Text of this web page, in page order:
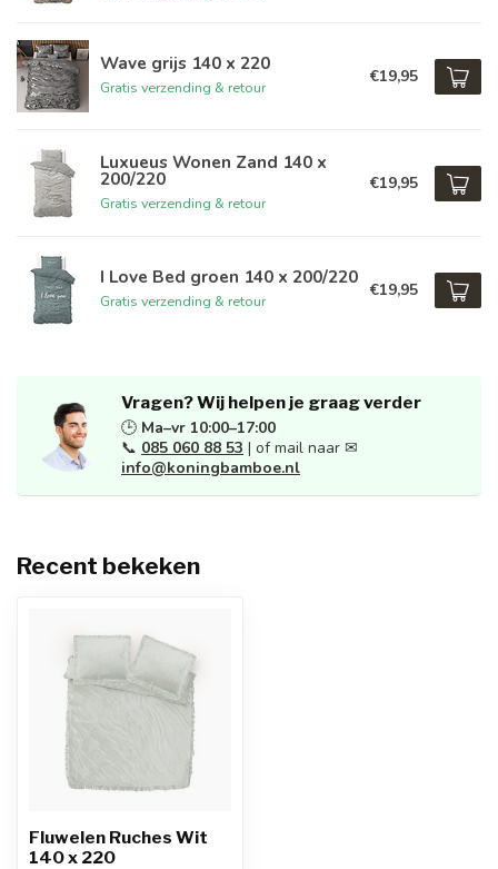
Wave grijs 140 x 220
Gratis verzending & retour
€19,95
Luxueus Wonen Zand 140 x
200/220
Gratis verzending & retour
€19,95
I Love Bed groen 140 x 200/220
Gratis verzending & retour
€19,95
Vragen? Wij helpen je graag verder
🕒 Ma–vr 10:00–17:00
📞 085 060 88 53 | of mail naar ✉
info@koningbamboe.nl
Recent bekeken
Fluwelen Ruches Wit
140 x 220